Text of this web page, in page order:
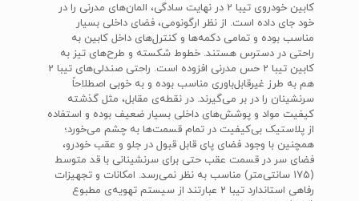
کابین خودروی تیبا 2 در نهایت سادگی، المان‌های مدرنی را در
خود جای داده است. از نظر ارگونومی، فضای داخلی بسیار
مناسب بوده و تمامی دکمه‌ها و کنترل‌های داخل کابین به
راحتی در دسترس هستند. خطوط شکسته و طرح‌های تیز به
کابین تیبا 2 حس مدرنی افزوده است. راحتی صندلی‌های تیبا 2
هم به طرز غیرقابل‌باوری مناسب بوده و به خوبی اصطلاحاً
سرنشینان را در بر می‌گیرند. در نقطه‌ی مقابل، مثل گذشته
کیفیت مواد و پوشش‌های داخلی بسیار ضعیف بوده و استفاده
از پلاستیک بی‌کیفیت در تمام قسمت‌ها به چشم می‌خورد؛
همچنین با وجود فضای پای قابل قبول در جلو و عقب خودرو،
فضای سر در قسمت عقب حتی برای سرنشینانی با قد متوسط
(175 سانتی‌متر) مناسب به نظر نمی‌رسد. امکانات و تجهیزات
رفاهی استاندارد تیبا 2 عبارتند از سیستم تهویه‌ی مطبوع